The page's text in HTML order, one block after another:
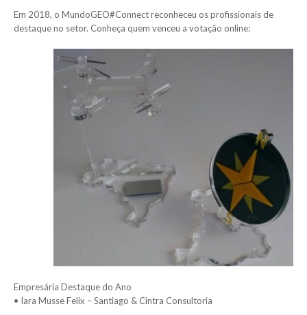
Em 2018, o MundoGEO#Connect reconheceu os profissionais de
destaque no setor. Conheça quem venceu a votação online:
Empresária Destaque do Ano
• Iara Musse Felix – Santiago & Cintra Consultoria